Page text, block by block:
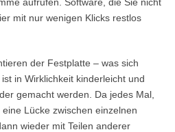
mit nur wenigen Klicks restlos
der Festplatte – was sich
in Wirklichkeit kinderleicht und
gemacht werden. Da jedes Mal,
Lücke zwischen einzelnen
wieder mit Teilen anderer